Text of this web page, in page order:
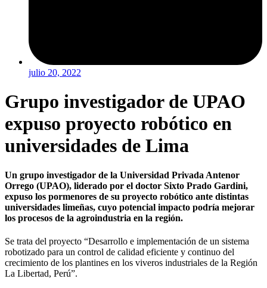
julio 20, 2022
Grupo investigador de UPAO
expuso proyecto robótico en
universidades de Lima
Un grupo investigador de la Universidad Privada Antenor
Orrego (UPAO), liderado por el doctor Sixto Prado Gardini,
expuso los pormenores de su proyecto robótico ante distintas
universidades limeñas, cuyo potencial impacto podría mejorar
los procesos de la agroindustria en la región.
Se trata del proyecto “Desarrollo e implementación de un sistema
robotizado para un control de calidad eficiente y continuo del
crecimiento de los plantines en los viveros industriales de la Región
La Libertad, Perú”.